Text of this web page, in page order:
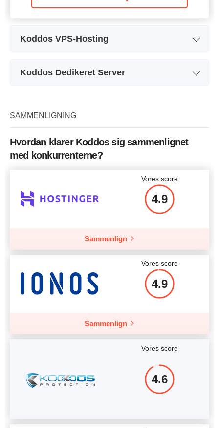
Koddos VPS-Hosting
RAM
Koddos Dedikeret Server
Lager
Pris $270
SAMMENLIGNING
Hvordan klarer Koddos sig sammenlignet
med konkurrenterne?
Vores score
4.9
Sammenlign
Vores score
4.9
Sammenlign
Vores score
4.6